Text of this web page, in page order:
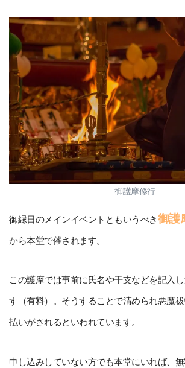
御護摩修行
御縁日のメインイベントともいうべき御護
から本堂で催されます。
この護摩では事前に氏名や干支などを記入
す（有料）。そうすることで清められ悪魔
払いがされるといわれています。
申し込みしていない方でも本堂にいれば、